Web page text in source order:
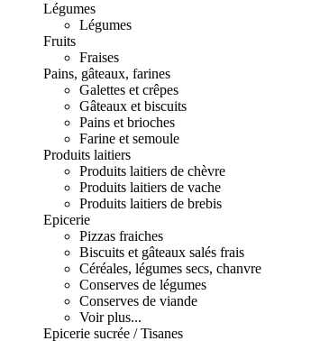
Légumes
Légumes
Fruits
Fraises
Pains, gâteaux, farines
Galettes et crêpes
Gâteaux et biscuits
Pains et brioches
Farine et semoule
Produits laitiers
Produits laitiers de chèvre
Produits laitiers de vache
Produits laitiers de brebis
Epicerie
Pizzas fraiches
Biscuits et gâteaux salés frais
Céréales, légumes secs, chanvre
Conserves de légumes
Conserves de viande
Voir plus...
Epicerie sucrée / Tisanes